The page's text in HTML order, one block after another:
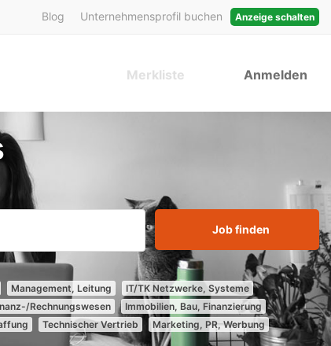
Anzeige schalten
Blog Unternehmensprofil buchen
Anmelden
Merkliste
Job finden
Management, Leitung
IT/TK Netzwerke, Systeme
Rechnungswesen
Immobilien, Bau, Finanzierung
Technischer Vertrieb
Marketing, PR, Werbung